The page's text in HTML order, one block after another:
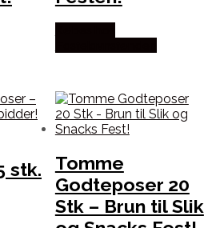
stk.
Tomme
Godteposer 20
Stk – Brun til Slik